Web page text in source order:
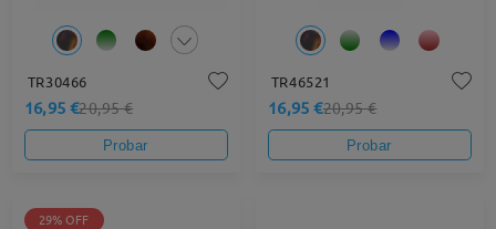
TR30466
16,95 €20,95 €
Probar
TR46521
16,95 €20,95 €
Probar
29% OFF